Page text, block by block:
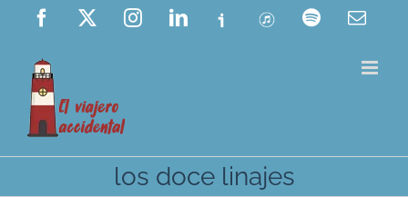
Saltar
contenido
Facebook InstagramLinkedIn
Ivoox ITunes Spotify
los doce linajes